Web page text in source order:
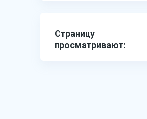
Страницу
просматривают: